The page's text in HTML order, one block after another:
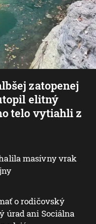
zatopenej
elitný
telo vytiahli z
masívny vrak
o rodičovský
úrad ani Sociálna